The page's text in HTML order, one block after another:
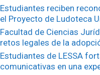
Estudiantes reciben
el Proyecto de Ludoteca
Facultad de Ciencias
retos legales de la
Estudiantes de LESSA
comunicativas en una